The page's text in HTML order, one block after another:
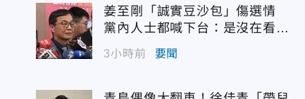
姜至剛「誠實豆沙包」傷選情
黨內人士都喊下台：是沒在看輿
情嗎？
3小時前 要聞